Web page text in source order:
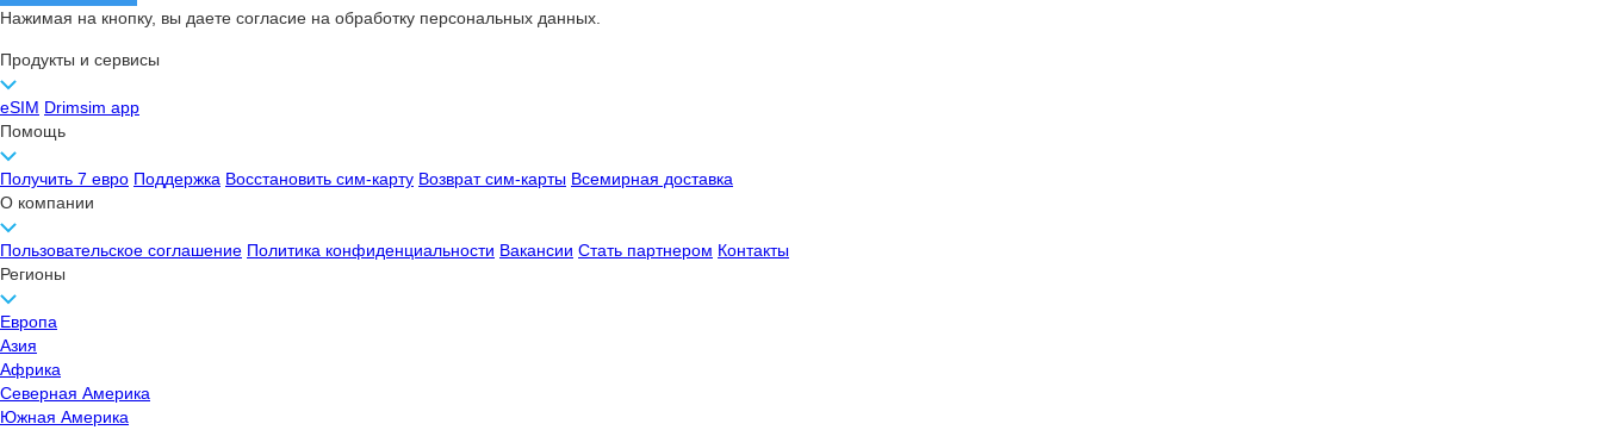
Нажимая на кнопку, вы даете согласие на обработку персональных данных.
Продукты и сервисы
eSIM Drimsim app
Помощь
Получить 7 евро Поддержка Восстановить сим-карту Возврат сим-карты Всемирная доставка
О компании
Пользовательское соглашение Политика конфиденциальности Вакансии Стать партнером Контакты
Регионы
Европа
Азия
Африка
Северная Америка
Южная Америка